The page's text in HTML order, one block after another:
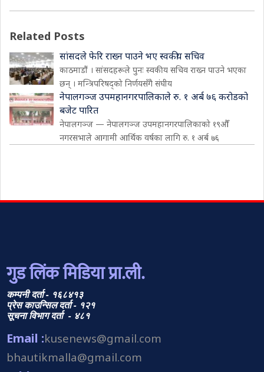
Related Posts
सांसदले फेरि राख्न पाउने भए स्वकीय सचिव
काठमाडौं । सांसदहरूले पुनः स्वकीय सचिव राख्न पाउने भएका
छन् । मन्त्रिपरिषद्को निर्णयसँगै संघीय
नेपालगञ्ज उपमहानगरपालिकाले रु. १ अर्ब ७६ करोडको
बजेट पारित
नेपालगञ्ज — नेपालगञ्ज उपमहानगरपालिकाको १९औँ
नगरसभाले आगामी आर्थिक वर्षका लागि रु. १ अर्ब ७६
गुड लिंक मिडिया प्रा.ली.
कम्पनी दर्ता - १६८४१३
प्रेस काउन्सिल दर्ता - १२१
सूचना विभाग दर्ता - ४८१
Email :kusenews@gmail.com
bhautikmalla@gmail.com